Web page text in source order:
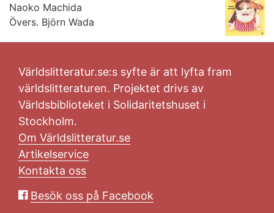
Naoko Machida
Övers. Björn Wada
Världslitteratur.se:s syfte är att lyfta fram
världslitteraturen. Projektet drivs av
Världsbiblioteket i Solidaritetshuset i
Stockholm.
Om Världslitteratur.se
Artikelservice
Kontakta oss
Besök oss på Facebook